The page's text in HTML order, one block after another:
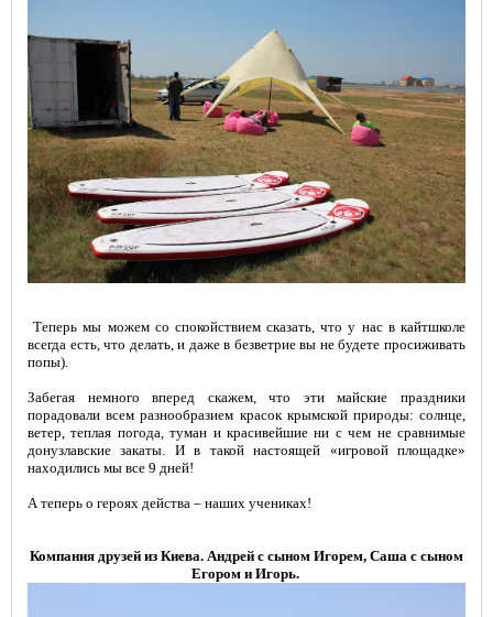
Теперь мы можем со спокойствием сказать, что у нас в кайтшколе
всегда есть, что делать, и даже в безветрие вы не будете просиживать
попы).
Забегая немного вперед скажем, что эти майские праздники
порадовали всем разнообразием красок крымской природы: солнце,
ветер, теплая погода, туман и красивейшие ни с чем не сравнимые
донузлавские закаты. И в такой настоящей «игровой площадке»
находились мы все 9 дней!
А теперь о героях действа – наших учениках!
Компания друзей из Киева. Андрей с сыном Игорем, Саша с сыном
Егором и Игорь.